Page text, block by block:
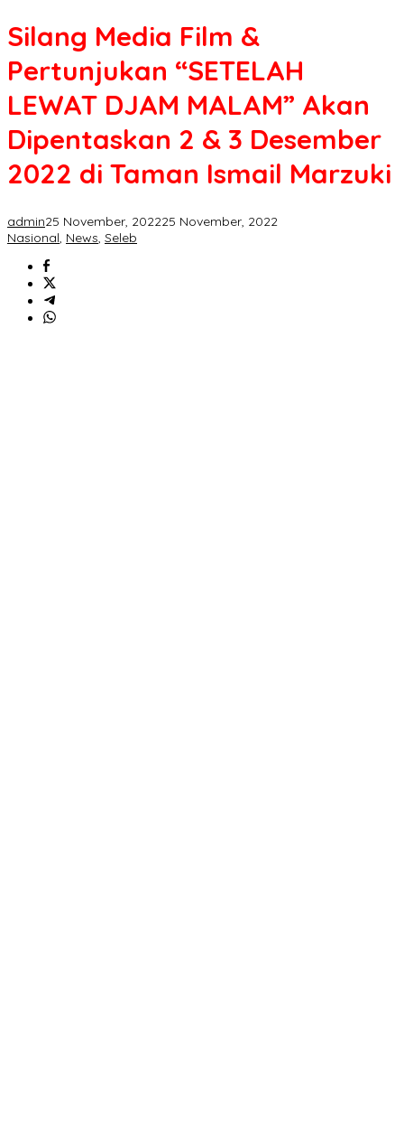
Silang Media Film &
Pertunjukan “SETELAH
LEWAT DJAM MALAM” Akan
Dipentaskan 2 & 3 Desember
2022 di Taman Ismail Marzuki
admin25 November, 202225 November, 2022
Nasional, News, Seleb